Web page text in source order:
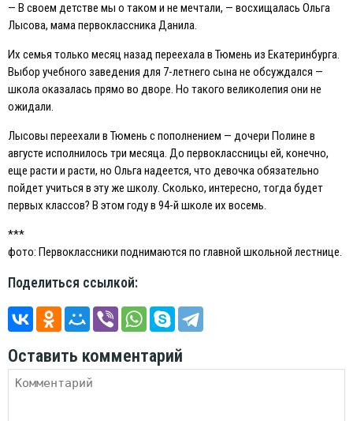
— В своем детстве мы о таком и не мечтали, — восхищалась Ольга
Лысова, мама первоклассника Данила.
Их семья только месяц назад переехала в Тюмень из Екатеринбурга.
Выбор учебного заведения для 7-летнего сына не обсуждался —
школа оказалась прямо во дворе. Но такого великолепия они не
ожидали.
Лысовы переехали в Тюмень с пополнением — дочери Полине в
августе исполнилось три месяца. До первоклассницы ей, конечно,
еще расти и расти, но Ольга надеется, что девочка обязательно
пойдет учиться в эту же школу. Сколько, интересно, тогда будет
первых классов? В этом году в 94-й школе их восемь.
***
фото: Первоклассники поднимаются по главной школьной лестнице.
Поделиться ссылкой:
Оставить комментарий